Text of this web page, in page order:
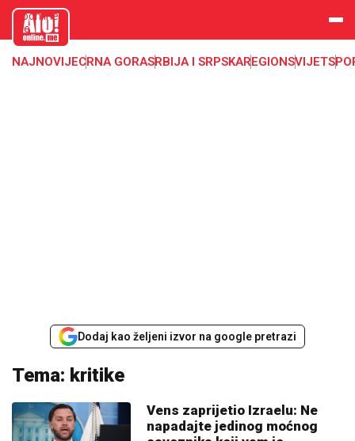
aloonline.
me
NAJNOVIJECRNA GORASRBIJA I SRPSKAREGIONSVIJET
Dodaj kao željeni izvor na google pretrazi
Tema: kritike
Vens zaprijetio Izraelu: Ne
napadajte jedinog moćnog